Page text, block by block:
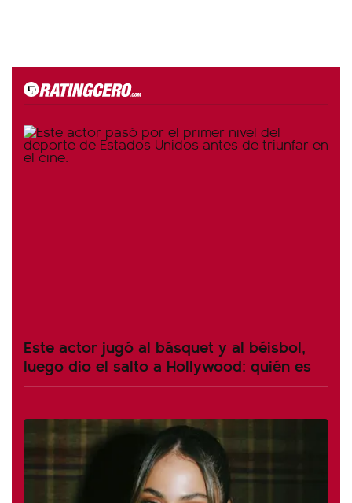
Este actor jugó al básquet y al béisbol,
luego dio el salto a Hollywood: quién es